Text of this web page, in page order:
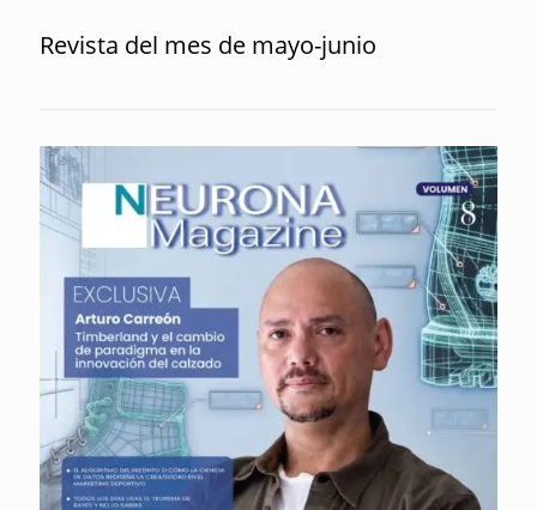
Revista del mes de mayo-junio